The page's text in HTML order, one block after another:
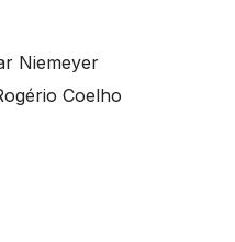
Niemeyer
Coelho